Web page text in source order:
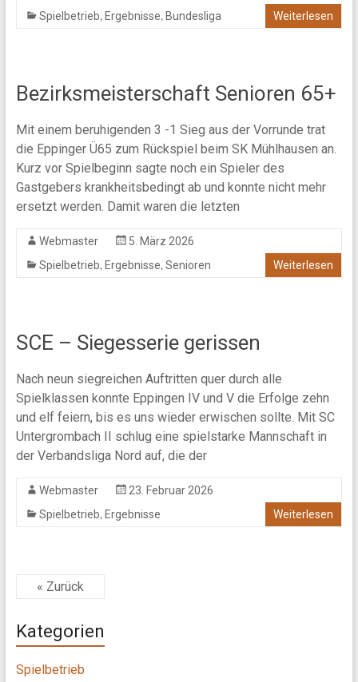
Spielbetrieb, Ergebnisse, Bundesliga Weiterlesen
Bezirksmeisterschaft Senioren 65+
Mit einem beruhigenden 3 -1 Sieg aus der Vorrunde trat
die Eppinger Ü65 zum Rückspiel beim SK Mühlhausen an.
Kurz vor Spielbeginn sagte noch ein Spieler des
Gastgebers krankheitsbedingt ab und konnte nicht mehr
ersetzt werden. Damit waren die letzten
Webmaster
5. März 2026
Spielbetrieb, Ergebnisse, Senioren Weiterlesen
SCE – Siegesserie gerissen
Nach neun siegreichen Auftritten quer durch alle
Spielklassen konnte Eppingen IV und V die Erfolge zehn
und elf feiern, bis es uns wieder erwischen sollte. Mit SC
Untergrombach II schlug eine spielstarke Mannschaft in
der Verbandsliga Nord auf, die der
Webmaster
23. Februar 2026
Spielbetrieb, Ergebnisse Weiterlesen
« Zurück
Kategorien
Spielbetrieb